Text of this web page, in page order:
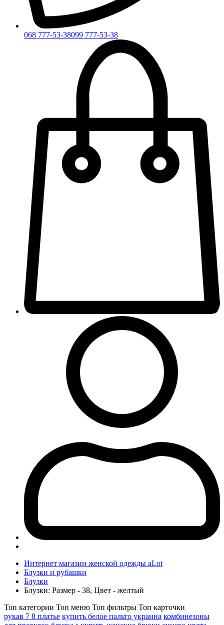
068 777-53-38099 777-53-38
Интернет магазин женской одежды aLot
Блузки и рубашки
Блузки
Блузки: Размер - 38, Цвет - желтый
Топ категории Топ меню Топ фильтры Топ карточки
рукав 7 8 платье купить белое пальто украина комбинезоны